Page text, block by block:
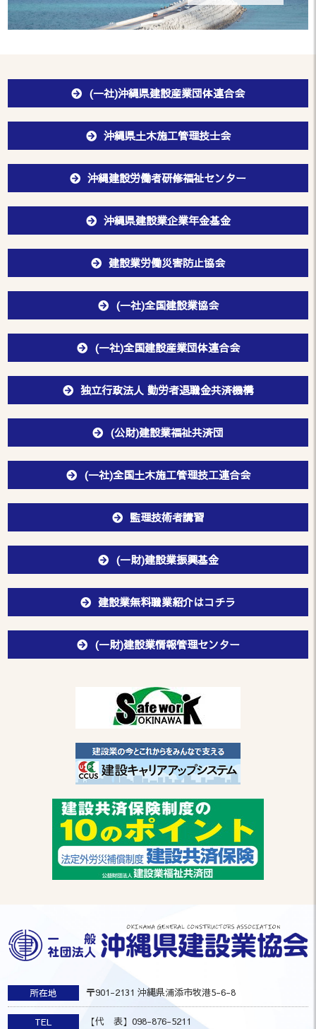
(一社)沖縄県建設産業団体連合会
沖縄県土木施工管理技士会
沖縄建設労働者研修福祉センター
沖縄県建設業企業年金基金
建設業労働災害防止協会
(一社)全国建設業協会
(一社)全国建設産業団体連合会
独立行政法人 勤労者退職金共済機構
(公財)建設業福祉共済団
(一社)全国土木施工管理技工連合会
監理技術者講習
(一財)建設業振興基金
建設業無料職業紹介はコチラ
(一財)建設業情報管理センター
所在地 〒901-2131 沖縄県浦添市牧港5-6-8
TEL 【代 表】098-876-5211